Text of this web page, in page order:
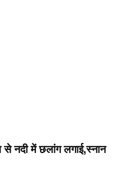
नदी में छलांग लगाई,स्नान